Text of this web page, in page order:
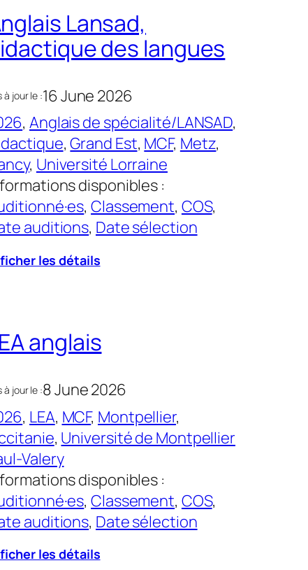
Lansad,
des langues
à jour le :16 June 2026
, Anglais de spécialité/LANSAD
, Grand Est, MCF, Metz
, Université Lorraine
disponibles :
, Classement, COS
auditions, Date sélection
les détails
anglais
à jour le :8 June 2026
, LEA, MCF, Montpellier
, Université de Montpellier
Valery
disponibles :
, Classement, COS
auditions, Date sélection
les détails